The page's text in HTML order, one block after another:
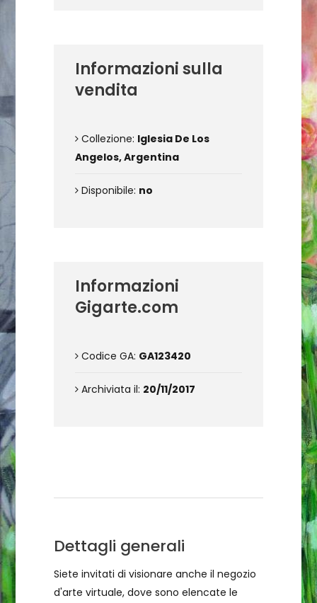
Informazioni sulla
vendita
Collezione: Iglesia De Los
Angelos, Argentina
Disponibile: no
Informazioni
Gigarte.com
Codice GA: GA123420
Archiviata il: 20/11/2017
Dettagli generali
Siete invitati di visionare anche il negozio
d'arte virtuale, dove sono elencate le